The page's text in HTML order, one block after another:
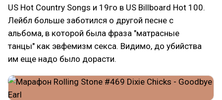
US Hot Country Songs и 19го в US Billboard Hot 100.
Лейбл больше заботился о другой песне с
альбома, в которой была фраза "матрасные
танцы" как эвфемизм секса. Видимо, до убийства
им еще надо было дорасти.